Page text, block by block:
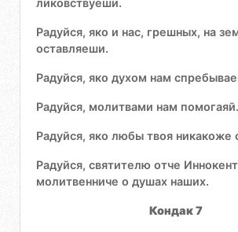
ликовствуеши.
Радуйся, яко и нас, грешных, на
оставляеши.
Радуйся, яко духом нам
Радуйся, молитвами нам помогаяй.
Радуйся, яко любы твоя никакоже
Радуйся, святителю отче
молитвенниче о душах наших.
Кондак 7